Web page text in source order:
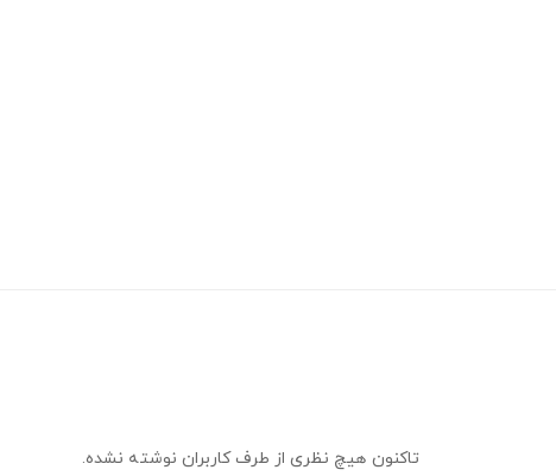
تاکنون هیچ نظری از طرف کاربران نوشته نشده.